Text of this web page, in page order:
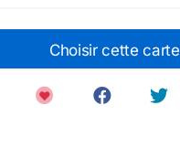
Choisir cette carte